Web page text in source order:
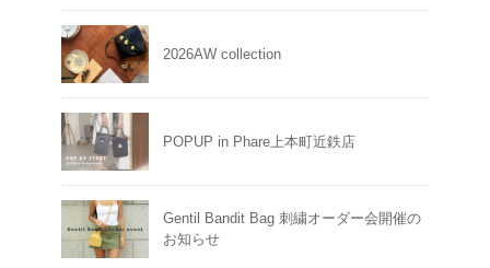
2026AW collection
POPUP in Phare上本町近鉄店
Gentil Bandit Bag 刺繍オーダー会開催の
お知らせ